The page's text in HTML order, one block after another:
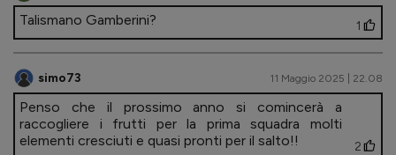
Talismano Gamberini? 1
simo73 11 Maggio 2025 | 22.08
Penso che il prossimo anno si comincerà a
raccogliere i frutti per la prima squadra molti
elementi cresciuti e quasi pronti per il salto!!
2